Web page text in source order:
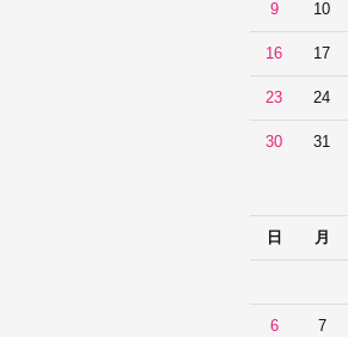
9 10
16 17
23 24
30 31
日
月
6 7